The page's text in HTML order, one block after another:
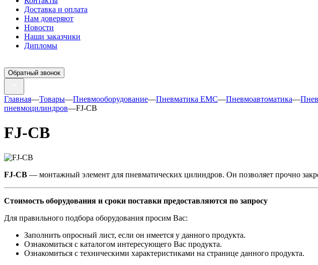
Доставка и оплата
Нам доверяют
Новости
Наши заказчики
Дипломы
Обратный звонок
Главная—Товары—Пневмооборудование—Пневматика EMC—Пневмоавтоматика—
пневмоцилиндров—FJ-CB
FJ-CB
FJ-CB — монтажный элемент для пневматических цилиндров. Он позволяет прочно
Стоимость оборудования и сроки поставки предоставляются по запросу
Для правильного подбора оборудования просим Вас:
Заполнить опросный лист, если он имеется у данного продукта.
Ознакомиться с каталогом интересующего Вас продукта.
Ознакомиться с техническими характеристиками на странице данного продукта.